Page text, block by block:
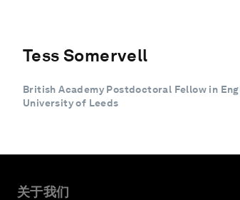
Tess Somervell
British Academy Postdoctoral Fellow in
University of Leeds
关于我们